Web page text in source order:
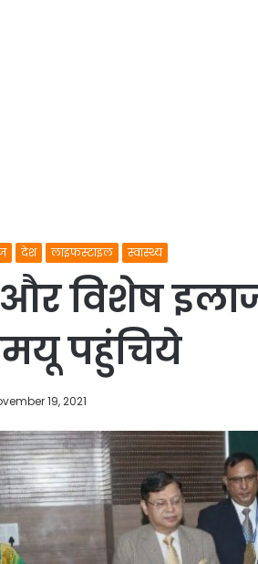
देश लाइफस्टाइल स्वास्थ्य
विशेष इलाज
पहुंचिये
19, 2021